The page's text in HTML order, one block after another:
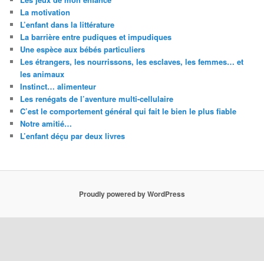
La motivation
L’enfant dans la littérature
La barrière entre pudiques et impudiques
Une espèce aux bébés particuliers
Les étrangers, les nourrissons, les esclaves, les femmes… et
les animaux
Instinct… alimenteur
Les renégats de l’aventure multi-cellulaire
C’est le comportement général qui fait le bien le plus fiable
Notre amitié…
L’enfant déçu par deux livres
Proudly powered by WordPress